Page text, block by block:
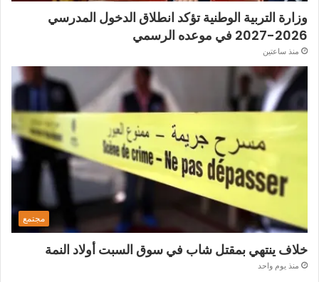
وزارة التربية الوطنية تؤكد انطلاق الدخول المدرسي
2026-2027 في موعده الرسمي
منذ ساعتين
مجتمع
خلاف ينتهي بمقتل شاب في سوق السبت أولاد النمة
منذ يوم واحد